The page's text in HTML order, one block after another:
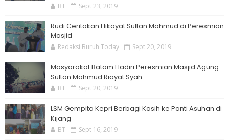
BT Sept 23, 2019
Rudi Ceritakan Hikayat Sultan Mahmud di Peresmian
Masjid
Redaksi Buruh Today Sept 20, 2019
Masyarakat Batam Hadiri Peresmian Masjid Agung
Sultan Mahmud Riayat Syah
BT Sept 20, 2019
LSM Gempita Kepri Berbagi Kasih ke Panti Asuhan di
Kijang
BT Sept 16, 2019